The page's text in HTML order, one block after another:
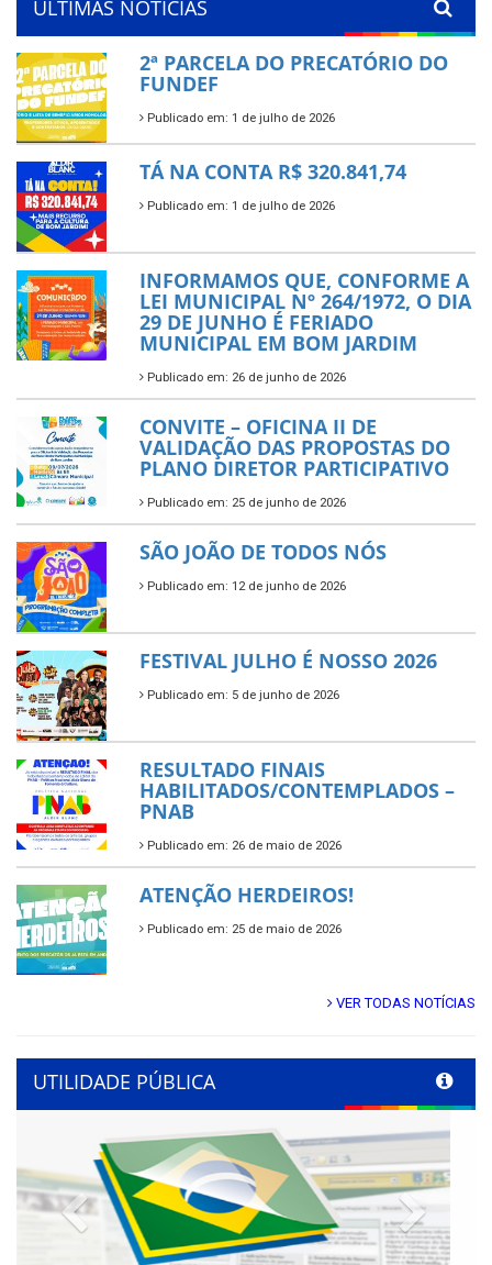
ÚLTIMAS NOTÍCIAS
2ª PARCELA DO PRECATÓRIO DO
FUNDEF
Publicado em: 1 de julho de 2026
TÁ NA CONTA R$ 320.841,74
Publicado em: 1 de julho de 2026
INFORMAMOS QUE, CONFORME A
LEI MUNICIPAL Nº 264/1972, O DIA
29 DE JUNHO É FERIADO
MUNICIPAL EM BOM JARDIM
Publicado em: 26 de junho de 2026
CONVITE – OFICINA II DE
VALIDAÇÃO DAS PROPOSTAS DO
PLANO DIRETOR PARTICIPATIVO
Publicado em: 25 de junho de 2026
SÃO JOÃO DE TODOS NÓS
Publicado em: 12 de junho de 2026
FESTIVAL JULHO É NOSSO 2026
Publicado em: 5 de junho de 2026
RESULTADO FINAIS
HABILITADOS/CONTEMPLADOS –
PNAB
Publicado em: 26 de maio de 2026
ATENÇÃO HERDEIROS!
Publicado em: 25 de maio de 2026
VER TODAS NOTÍCIAS
UTILIDADE PÚBLICA
Previous